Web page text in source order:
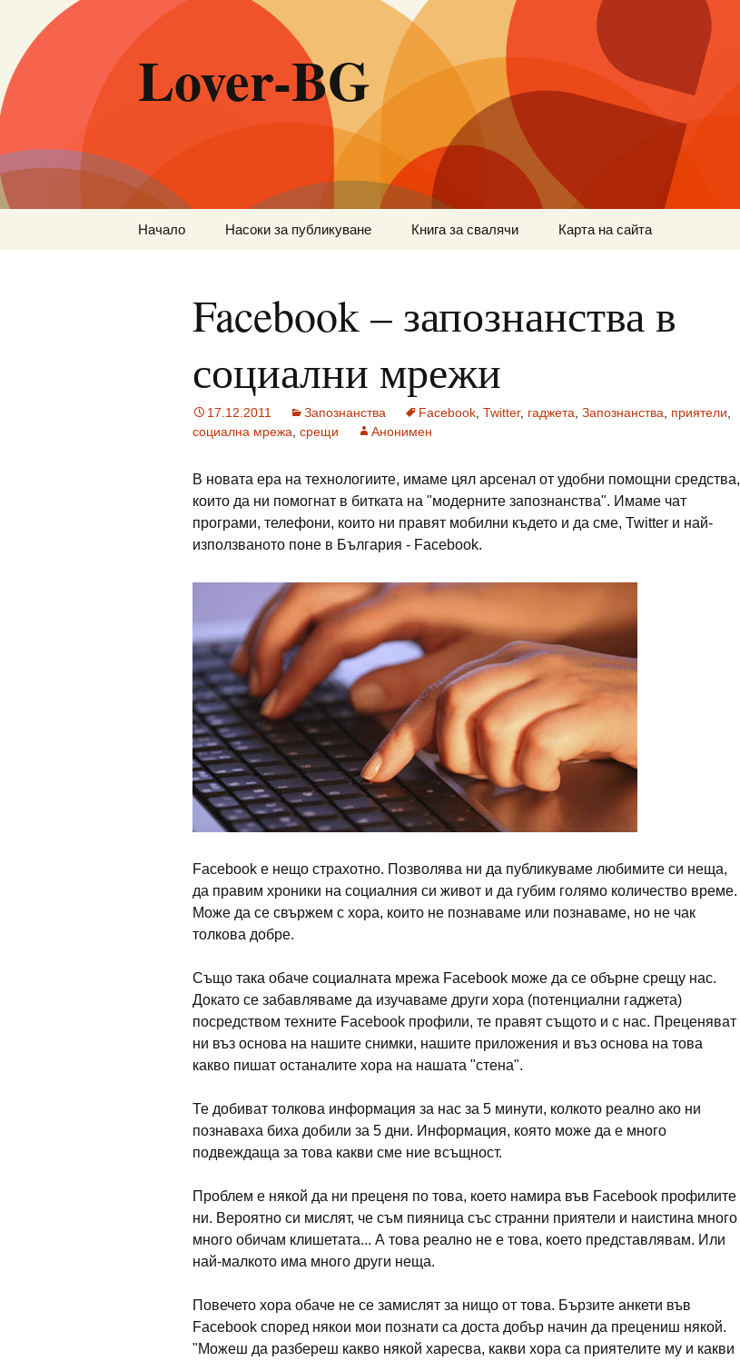
Lover-BG
Начало Насоки за публикуване Книга за свалячи Карта на сайта
Facebook – запознанства в
социални мрежи
17.12.2011 Запознанства Facebook Twitter, гаджета Запознанства приятели
социална мрежа срещи Анонимен
В новата ера на технологиите, имаме цял арсенал от удобни помощни средства,
които да ни помогнат в битката на "модерните запознанства". Имаме чат
програми, телефони, които ни правят мобилни където и да сме, Twitter и най-
използваното поне в България - Facebook.
Facebook е нещо страхотно. Позволява ни да публикуваме любимите си неща,
да правим хроники на социалния си живот и да губим голямо количество време.
Може да се свържем с хора, които не познаваме или познаваме, но не чак
толкова добре.
Също така обаче социалната мрежа Facebook може да се обърне срещу нас.
Докато се забавляваме да изучаваме други хора (потенциални гаджета)
посредством техните Facebook профили, те правят същото и с нас. Преценяват
ни въз основа на нашите снимки, нашите приложения и въз основа на това
какво пишат останалите хора на нашата "стена".
Те добиват толкова информация за нас за 5 минути, колкото реално ако ни
познаваха биха добили за 5 дни. Информация, която може да е много
подвеждаща за това какви сме ние всъщност.
Проблем е някой да ни преценя по това, което намира във Facebook профилите
ни. Вероятно си мислят, че съм пияница със странни приятели и наистина много
много обичам клишетата... А това реално не е това, което представлявам. Или
най-малкото има много други неща.
Повечето хора обаче не се замислят за нищо от това. Бързите анкети във
Facebook според някои мои познати са доста добър начин да прецениш някой.
"Можеш да разбереш какво някой харесва, какви хора са приятелите му и какви